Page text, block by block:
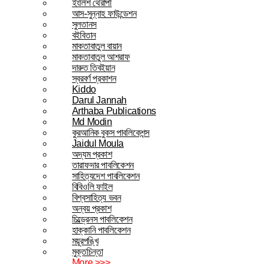
ইংলিশ থেরাপী
আস-সুন্নাহ ফাউন্ডেশন
সুলতানস
বইবিতান
মাকতাবাতুল বায়ান
মাকতাবাতুল আশরাফ
দারুত তিবইয়ান
স্বরবর্ণ প্রকাশন
Kiddo
Darul Jannah
Arthaba Publications
Md Modin
কুরআনিক বুকস পাবলিকেশন্স
Jaidul Moula
অদ্যম প্রকাশ
তারাফদার পাবলিকেশন
সাহিত্যদেশ পাবলিকেশন
বিবিওলি ফাইল
বিশ্বসাহিত্য ভবন
অন্বয় প্রকাশ
চিল্ড্রেনস পাবলিকেশন
হাক্কানি পাবলিকেশন
ময়ূরপঙ্খি
মুক্তচিন্তা